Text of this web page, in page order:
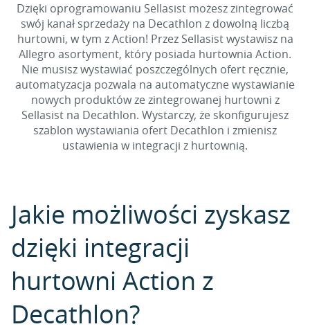
Dzięki oprogramowaniu Sellasist możesz zintegrować
swój kanał sprzedaży na Decathlon z dowolną liczbą
hurtowni, w tym z Action! Przez Sellasist wystawisz na
Allegro asortyment, który posiada hurtownia Action.
Nie musisz wystawiać poszczególnych ofert ręcznie,
automatyzacja pozwala na automatyczne wystawianie
nowych produktów ze zintegrowanej hurtowni z
Sellasist na Decathlon. Wystarczy, że skonfigurujesz
szablon wystawiania ofert Decathlon i zmienisz
ustawienia w integracji z hurtownią.
Jakie możliwości zyskasz
dzięki integracji
hurtowni Action z
Decathlon?